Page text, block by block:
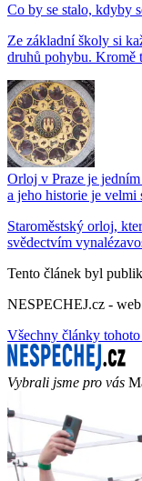
Co by se stalo, kdyby
Ze základní školy si
druhů pohybu. Kromě
Orloj v Praze je
a jeho historie je velmi
Staroměstský orloj,
svědectvím
Tento článek byl
NESPECHEJ.cz -
Všechny články
Vybrali jsme pro vás